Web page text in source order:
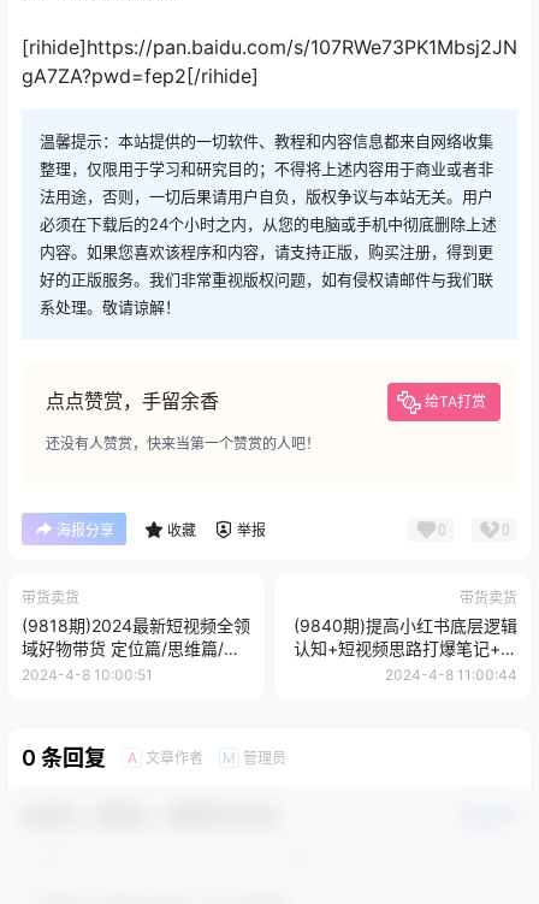
[rihide]https://pan.baidu.com/s/107RWe73PK1Mbsj2JN
gA7ZA?pwd=fep2[/rihide]
温馨提示：本站提供的一切软件、教程和内容信息都来自网络收集
整理，仅限用于学习和研究目的；不得将上述内容用于商业或者非
法用途，否则，一切后果请用户自负，版权争议与本站无关。用户
必须在下载后的24个小时之内，从您的电脑或手机中彻底删除上述
内容。如果您喜欢该程序和内容，请支持正版，购买注册，得到更
好的正版服务。我们非常重视版权问题，如有侵权请邮件与我们联
系处理。敬请谅解！
点点赞赏，手留余香 给TA打赏
还没有人赞赏，快来当第一个赞赏的人吧！
海报分享 收藏 举报 0 0
带货卖货
(9818期)2024最新短视频全领
域好物带货 定位篇/思维篇/选
品篇/文案篇/拍摄篇/运营篇
2024-4-8 10:00:51
带货卖货
(9840期)提高小红书底层逻辑
认知+短视频思路打爆笔记+纯
带货笔记起号(8节课)
2024-4-8 11:00:44
0 条回复 A 文章作者 M 管理员